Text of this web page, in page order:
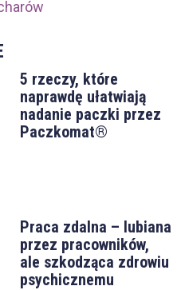
5 rzeczy, które
naprawdę ułatwiają
nadanie paczki przez
Paczkomat®
Praca zdalna – lubiana
przez pracowników,
ale szkodząca zdrowiu
psychicznemu